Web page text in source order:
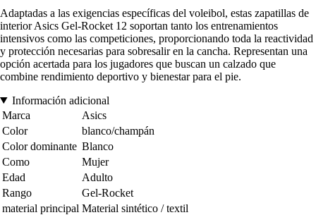
Adaptadas a las exigencias específicas del voleibol, estas zapatillas de
interior Asics Gel-Rocket 12 soportan tanto los entrenamientos
intensivos como las competiciones, proporcionando toda la reactividad
y protección necesarias para sobresalir en la cancha. Representan una
opción acertada para los jugadores que buscan un calzado que
combine rendimiento deportivo y bienestar para el pie.
Información adicional
Marca
Asics
Color
blanco/champán
Color dominante Blanco
Como
Mujer
Edad
Adulto
Rango
Gel-Rocket
material principal Material sintético / textil